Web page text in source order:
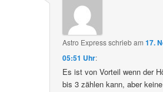
Astro Expressschriebam17.
05:51 Uhr:
Es ist von Vorteil wenn der
bis 3 zählen kann, aber